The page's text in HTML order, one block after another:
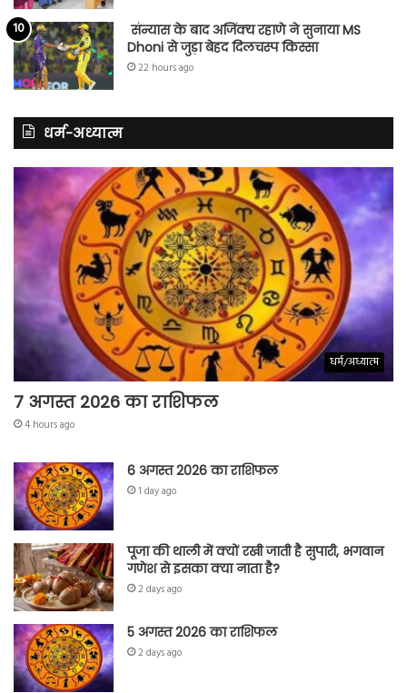
संन्यास के बाद अजिंक्‍य रहाणे ने सुनाया MS
Dhoni से जुड़ा बेहद दिलचस्प किस्सा
22 hours ago
धर्म-अध्यात्म
धर्म/अध्यात्म
7 अगस्त 2026 का राशिफल
4 hours ago
6 अगस्त 2026 का राशिफल
1 day ago
पूजा की थाली में क्यों रखी जाती है सुपारी, भगवान
गणेश से इसका क्या नाता है?
2 days ago
5 अगस्त 2026 का राशिफल
2 days ago